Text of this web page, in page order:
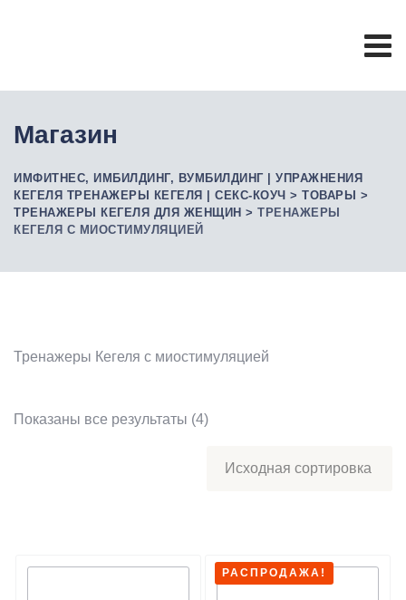
Магазин
ИМФИТНЕС, ИМБИЛДИНГ, ВУМБИЛДИНГ | УПРАЖНЕНИЯ
КЕГЕЛЯ ТРЕНАЖЕРЫ КЕГЕЛЯ | СЕКС-КОУЧ > ТОВАРЫ >
ТРЕНАЖЕРЫ КЕГЕЛЯ ДЛЯ ЖЕНЩИН > ТРЕНАЖЕРЫ
КЕГЕЛЯ С МИОСТИМУЛЯЦИЕЙ
Тренажеры Кегеля с миостимуляцией
Показаны все результаты (4)
РАСПРОДАЖА!